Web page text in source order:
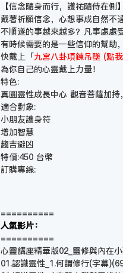
【信念隨身而行，護祐隨侍在側】
戴著祈願信念，心想事成自然不
不順遂的事越來越多？凡事處處
有時候需要的是一些信仰的幫助
快戴上「九宮八卦項鍊吊墜 (點
為你自己的心靈戴上力量！
特色:
真圓靈性成長中心 觀音菩薩加
適合對象:
小朋友護身符
增加智慧
趨吉避凶
特價:450 台幣
訂購專線:
==========
人氣影片：
==========
心靈講座精華版02_靈修與內在
01.認識靈性_1.何謂修行(字幕)